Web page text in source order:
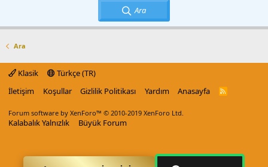
Ara
Ara
Klasik
Türkçe (TR)
İletişim
Koşullar Gizlilik Politikası Yardım Anasayfa
R
Forum software by XenForo™ © 2010-2019 XenForo Ltd.
Kalabalık Yalnızlık Büyük Forum